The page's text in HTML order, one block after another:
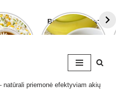
Bananų arbata:
kuo ji naudinga
natūrali priemonė efektyviam akių